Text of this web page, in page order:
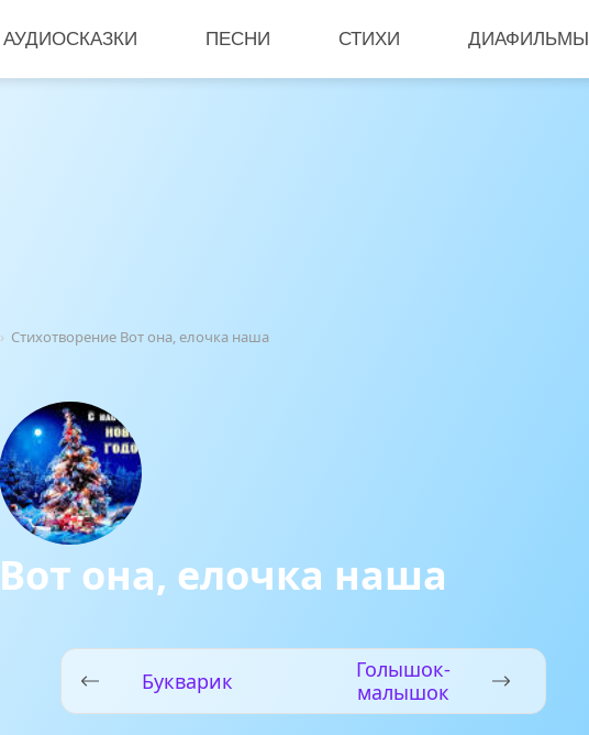
АУДИОСКАЗКИ ПЕСНИ СТИХИ ДИАФИЛЬМЫ
› Стихотворение Вот она, елочка наша
Вот она, елочка наша
Букварик
Голышок-
малышок